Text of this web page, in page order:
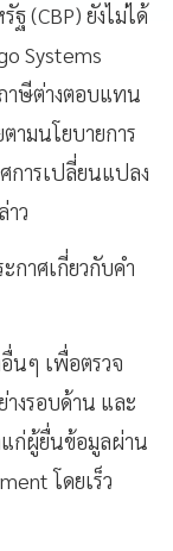
(CBP) ยังไม่ได้
Systems
าษีต่างตอบแทน
ามนโยบายการ
การเปลี่ยนแปลง
ว
กาศเกี่ยวกับคำ
นๆ เพื่อตรวจ
งรอบด้าน และ
แก่ผู้ยื่นข้อมูลผ่าน
โดยเร็ว